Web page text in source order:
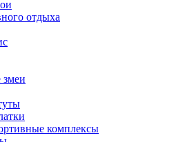
отдыха
комплексы